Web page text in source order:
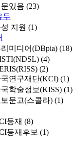
있음 (23)
무
지원 (1)
미디어(DBpia) (18)
(4)
(2)
국연구재단(KCI) (1)
학술정보(KISS) (1)
보문고(스콜라) (1)
등재 (8)
등재후보 (1)